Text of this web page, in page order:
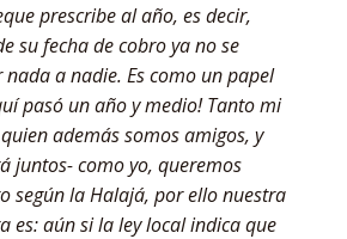
prescribe al año, es decir,
su fecha de cobro ya no se
a nadie. Es como un papel
pasó un año y medio! Tanto mi
además somos amigos, y
juntos- como yo, queremos
según la Halajá, por ello nuestra
es: aún si la ley local indica que